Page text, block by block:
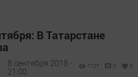
В Татарстане
8 сентября 2018 -
21:00
1127 0 0